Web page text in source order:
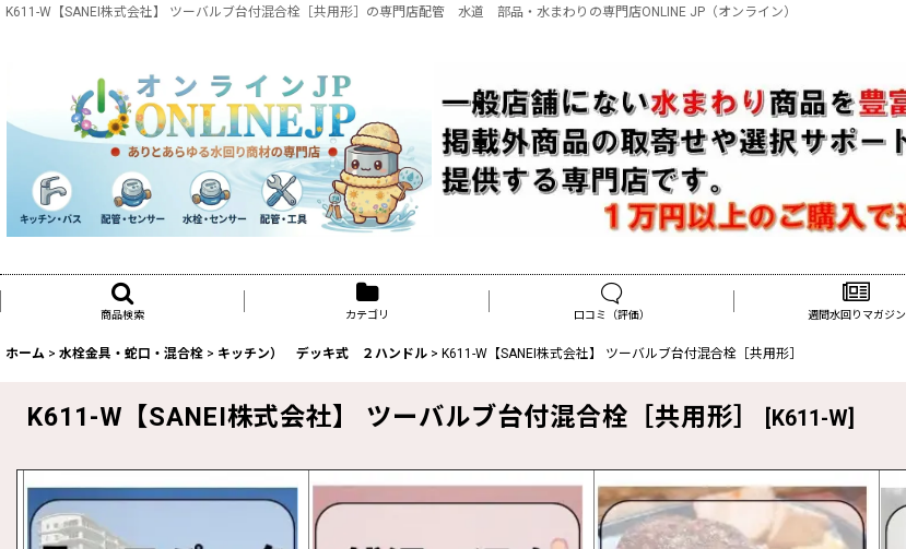
K611-W【SANEI株式会社】 ツーバルブ台付混合栓［共用形］の専門店配管 水道 部品・水まわりの専門店ONLINE JP（オンライン）
商品検索 カテゴリ 口コミ（評価） 週間水回りマガジン
ホーム > 水栓金具・蛇口・混合栓 > キッチン） デッキ式 ２ハンドル > K611-W【SANEI株式会社】 ツーバルブ台付混合栓［共用形］
K611-W【SANEI株式会社】 ツーバルブ台付混合栓［共用形］ K611-W